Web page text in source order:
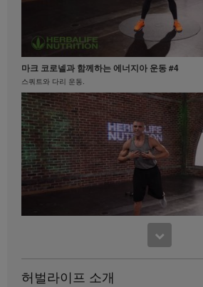
모든 사람은 어떠한 체중 감량 프로
서 주치의와 상의하셔야 합니다. 허
오직 통제된 식사의 일부로써 체중
지원할 수 있습니다. 비록 특정 허벌
부 일상적인 식사를 대체하기에 적합
의 모든 식사를 대체해서는 안되며,
의 적절한 식사가 보충되어야 합니다.
비디오는 Herbalife International of
소유하고 운영하고 있는 허벌라이프
통해서만 이용 가능합니다. 귀하께서
하실 수 있으며, 비디오가 다운로드
벌라이프 비즈니스 또는 허벌라이프®
적으로만 비디오 전체를 복제하고 배
그러나, 귀하께서는 비디오를 복제하
에서 금전적인 거래를 해서는 안됩니
International of America, Inc.의 명
비디오에 포함되어있는 영상, 음성,
사용하는 것은 엄격히 금지됩니다. 허
든지 귀하의 비디오 사용을 중단하도
니다.
탁월함의 중심
탁월함의 중심 #허벌라이프 #제품력
맛있게 먹으면서 다이어트하기 #키토산 #셀유로쓰 #리
마크 코로넬과 함께하는 에너지아 운동 #4
스쿼트와 다리 운동.
사사 노세리노의 파워 다리 컨디셔닝
이 다리 운동을 즐기세요.
허벌라이프 소개